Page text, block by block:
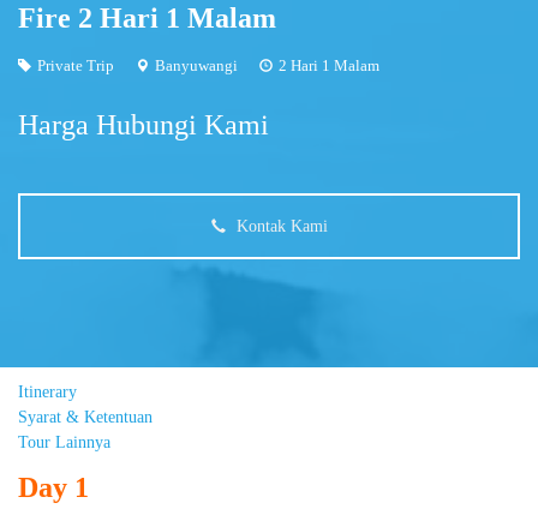
Fire 2 Hari 1 Malam
Private Trip Banyuwangi 2 Hari 1 Malam
Harga Hubungi Kami
Kontak Kami
Itinerary
Syarat & Ketentuan
Tour Lainnya
Day 1